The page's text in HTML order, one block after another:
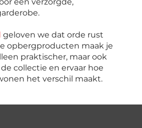
geloven we dat orde rust
opbergproducten maak je
praktischer, maar ook
collectie en ervaar hoe
het verschil maakt.